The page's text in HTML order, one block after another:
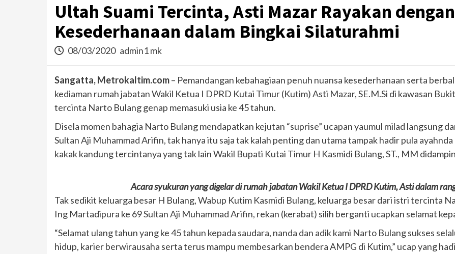
Ultah Suami Tercinta, Asti Mazar Rayakan
Kesederhanaan dalam Bingkai Silaturahmi
08/03/2020 admin1 mk
Sangatta, Metrokaltim.com– Pemandangan kebahagiaan penuh nuansa kesederhanaan serta
kediaman rumah jabatan Wakil Ketua I DPRD Kutai Timur (Kutim) Asti Mazar, SE.M.Si di kawasan
tercinta Narto Bulang genap memasuki usia ke 45 tahun.
Disela momen bahagia Narto Bulang mendapatkan kejutan “suprise” ucapan yaumul milad langsung
Sultan Aji Muhammad Arifin, tak hanya itu saja tak kalah penting dan utama tampak hadir pula
kakak kandung tercintanya yang tak lain Wakil Bupati Kutai Timur H Kasmidi Bulang, ST., MM
Acara syukuran yang digelar di rumah jabatan Wakil Ketua I DPRD Kutim, Asti dalam
Tak sedikit keluarga besar H Bulang, Wabup Kutim Kasmidi Bulang, keluarga besar dari istri tercinta
Ing Martadipura ke 69 Sultan Aji Muhammad Arifin, rekan (kerabat) silih berganti ucapkan selamat
“Selamat ulang tahun yang ke 45 tahun kepada saudara, nanda dan adik kami Narto Bulang sukses
hidup, karier berwirausaha serta terus mampu membesarkan bendera AMPG di Kutim,” ucap yang